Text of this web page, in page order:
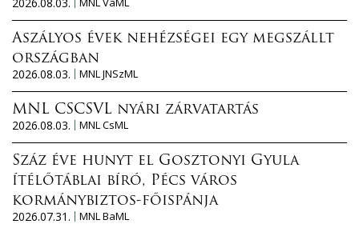
Aszályos évek nehézségei egy megszállt
országban
2026.08.03.
MNL JNSzML
MNL CSCSVL nyári zárvatartás
2026.08.03.
MNL CsML
Száz éve hunyt el Gosztonyi Gyula
ítélőtáblai bíró, Pécs város
kormánybiztos-főispánja
2026.07.31.
MNL BaML